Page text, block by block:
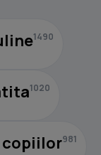
1490
1020
copiilor981